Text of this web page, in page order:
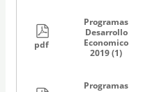
pdf
Programas
Desarrollo
Economico
2019 (1)
Programas